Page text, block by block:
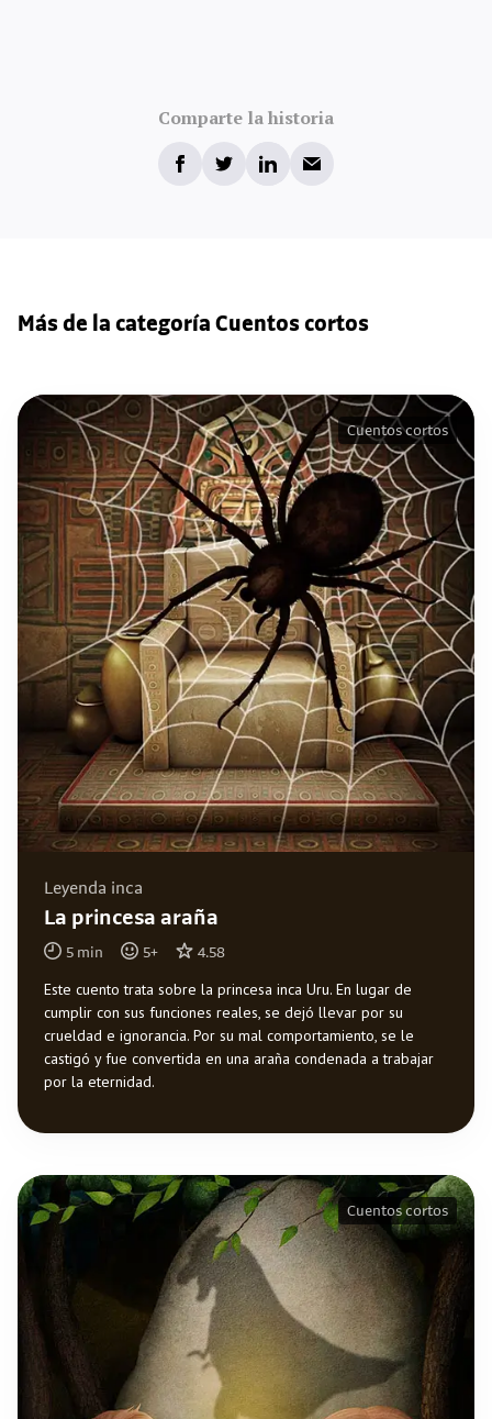
Comparte la historia
Más de la categoría Cuentos cortos
Leyenda inca
La princesa araña
5 min 5+ 4.58
Este cuento trata sobre la princesa inca Uru. En lugar de
cumplir con sus funciones reales, se dejó llevar por su
crueldad e ignorancia. Por su mal comportamiento, se le
castigó y fue convertida en una araña condenada a trabajar
por la eternidad.
Cuentos cortos
Cuentos cortos